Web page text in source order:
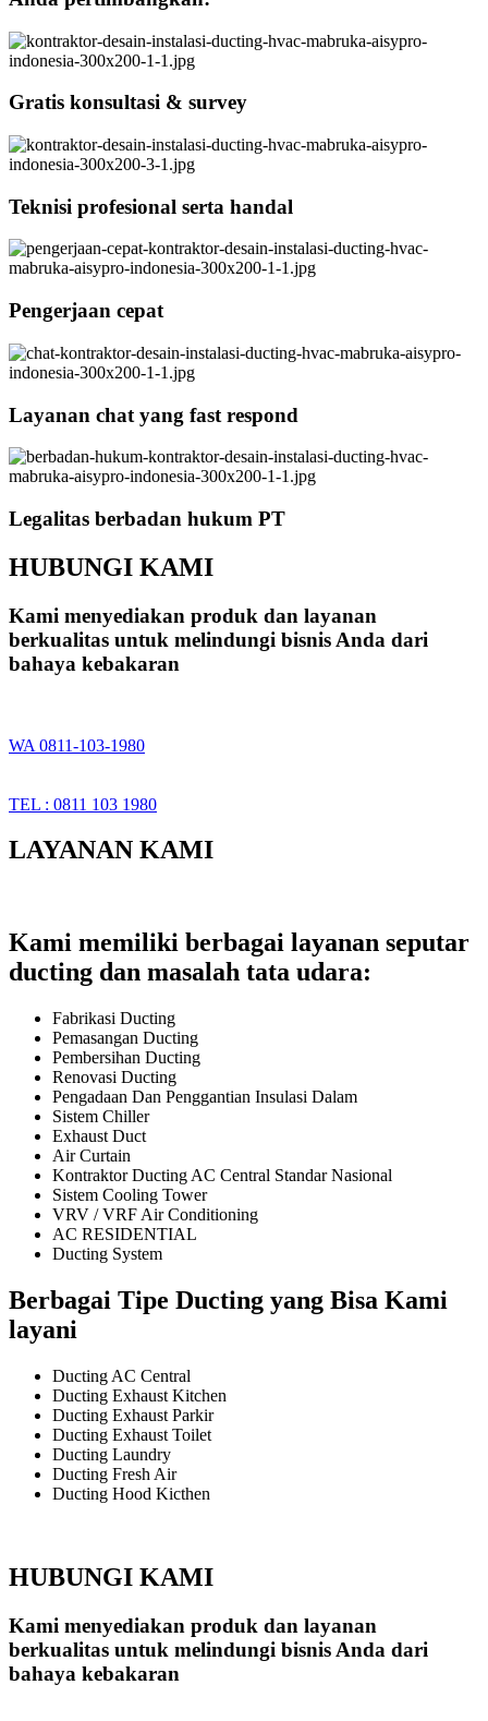
Gratis konsultasi & survey
Teknisi profesional serta handal
Pengerjaan cepat
Layanan chat yang fast respond
Legalitas berbadan hukum PT
HUBUNGI KAMI
Kami menyediakan produk dan layanan
berkualitas untuk melindungi bisnis Anda dari
bahaya kebakaran
WA 0811-103-1980
TEL : 0811 103 1980
LAYANAN KAMI
Kami memiliki berbagai layanan seputar
ducting dan masalah tata udara:
Fabrikasi Ducting
Pemasangan Ducting
Pembersihan Ducting
Renovasi Ducting
Pengadaan Dan Penggantian Insulasi Dalam
Sistem Chiller
Exhaust Duct
Air Curtain
Kontraktor Ducting AC Central Standar Nasional
Sistem Cooling Tower
VRV / VRF Air Conditioning
AC RESIDENTIAL
Ducting System
Berbagai Tipe Ducting yang Bisa Kami
layani
Ducting AC Central
Ducting Exhaust Kitchen
Ducting Exhaust Parkir
Ducting Exhaust Toilet
Ducting Laundry
Ducting Fresh Air
Ducting Hood Kicthen
HUBUNGI KAMI
Kami menyediakan produk dan layanan
berkualitas untuk melindungi bisnis Anda dari
bahaya kebakaran